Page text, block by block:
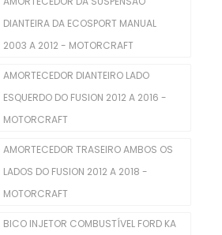
Comutadores De Ignição
Interruptores De Direção
Manopla De Câmbio
Pedais Do Freio
Limpeza Automotiva
Motor
DIANTEIRA DA ECOSPORT MANUAL
2003 A 2012 - MOTORCRAFT
AMORTECEDOR DIANTEIRO LADO
ESQUERDO DO FUSION 2012 A 2016 -
MOTORCRAFT
AMORTECEDOR TRASEIRO AMBOS OS
LADOS DO FUSION 2012 A 2018 -
MOTORCRAFT
BICO INJETOR COMBUSTÍVEL FORD KA